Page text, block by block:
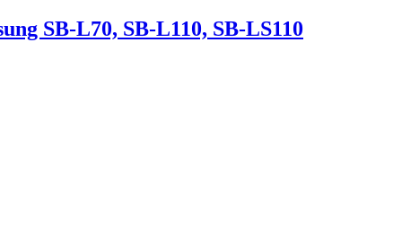
SB-L70, SB-L110, SB-LS110